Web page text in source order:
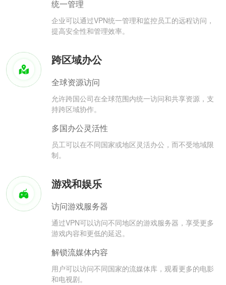
统一管理
企业可以通过VPN统一管理和监控员工的远程访问，
提高安全性和管理效率。
跨区域办公
全球资源访问
允许跨国公司在全球范围内统一访问和共享资源，支
持跨区域协作。
多国办公灵活性
员工可以在不同国家或地区灵活办公，而不受地域限
制。
游戏和娱乐
访问游戏服务器
通过VPN可以访问不同地区的游戏服务器，享受更多
游戏内容和更低的延迟。
解锁流媒体内容
用户可以访问不同国家的流媒体库，观看更多的电影
和电视剧。